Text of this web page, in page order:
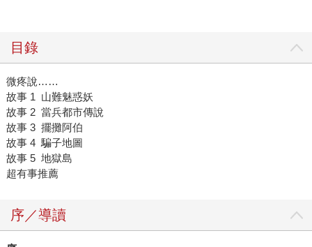
目錄
微疼說……
故事 1 山難魅惑妖
故事 2 當兵都市傳說
故事 3 擺攤阿伯
故事 4 騙子地圖
故事 5 地獄島
超有事推薦
序／導讀